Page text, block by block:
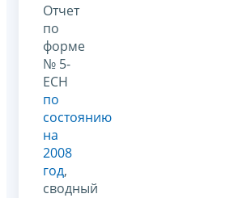
Отчет
по
форме
№ 5-
ЕСН
по
состоянию
на
2008
год,
сводный